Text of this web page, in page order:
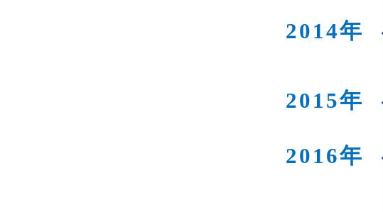
2014年
2015年
2016年